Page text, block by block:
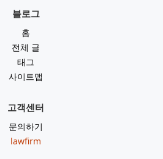
블로그
홈
전체 글
태그
사이트맵
고객센터
문의하기
lawfirm